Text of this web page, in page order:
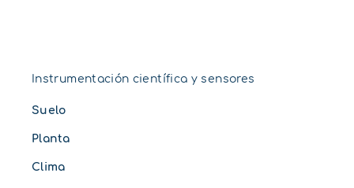
Instrumentación científica y sensores
Suelo
Planta
Clima